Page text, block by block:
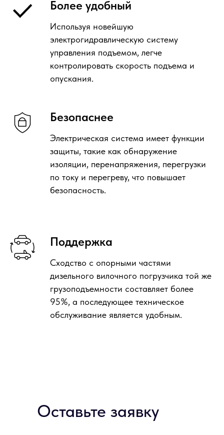
Более удобный
Используя новейшую
электрогидравлическую систему
управления подъемом, легче
контролировать скорость подъема и
опускания.
Безопаснее
Электрическая система имеет функции
защиты, такие как обнаружение
изоляции, перенапряжения, перегрузки
по току и перегреву, что повышает
безопасность.
Поддержка
Сходство с опорными частями
дизельного вилочного погрузчика той же
грузоподъемности составляет более
95%, а последующее техническое
обслуживание является удобным.
Оставьте заявку